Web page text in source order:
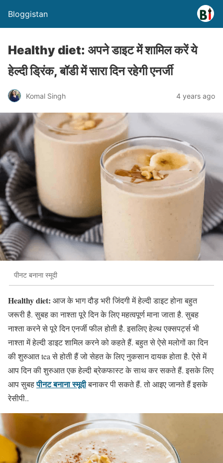
Bloggistan
Healthy diet: अपने डाइट में शामिल करें ये
हेल्दी ड्रिंक, बॉडी में सारा दिन रहेगी एनर्जी
Komal Singh 4 years ago
पीनट बनाना स्मूदी
Healthy diet: आज के भाग दौड़ भरी जिंदगी में हेल्दी डाइट होना बहुत
जरूरी है. सुबह का नाश्ता पूरे दिन के लिए महत्वपूर्ण माना जाता है. सुबह
नाश्ता करने से पूरे दिन एनर्जी फील होती है. इसलिए हेल्थ एक्सपर्ट्स भी
नाश्ता में हेल्दी डाइट शामिल करने को कहते हैं. बहुत से ऐसे मलोगों का दिन
की शुरुआत tea से होती हैं जो सेहत के लिए नुकसान दायक होता है. ऐसे में
आप दिन की शुरुआत एक हेल्दी ब्रेकफास्ट के साथ कर सकते हैं. इसके लिए
आप सुबहपीनट बनाना स्मूदीबनाकर पी सकते हैं. तो आइए जानते हैं इसके
रेसीपी..